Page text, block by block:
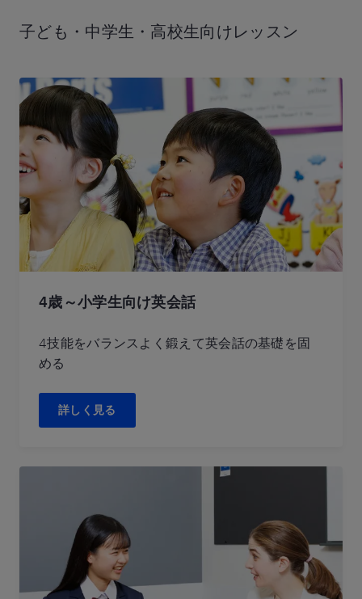
子ども・中学生・ 高校生向けレッスン
4歳～小学生向け英会話
4技能をバランスよく鍛えて英会話の基礎を固
める
詳しく見る